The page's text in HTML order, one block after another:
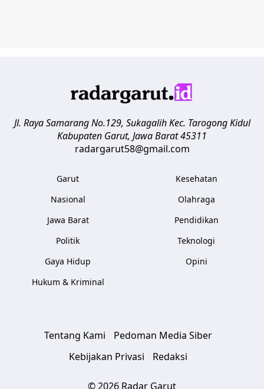
Jl. Raya Samarang No.129, Sukagalih Kec. Tarogong Kidul
Kabupaten Garut, Jawa Barat45311
radargarut58@gmail.com
Garut
Nasional
Jawa Barat
Politik
Gaya Hidup
Hukum & Kriminal
Kesehatan
Olahraga
Pendidikan
Teknologi
Opini
Tentang Kami
Pedoman Media Siber
Kebijakan Privasi
Redaksi
© 2026 Radar Garut